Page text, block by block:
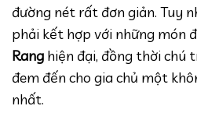
đường nét rất đơn giản. Tuy
phải kết hợp với những món
Rang hiện đại, đồng thời chú
đem đến cho gia chủ một
nhất.